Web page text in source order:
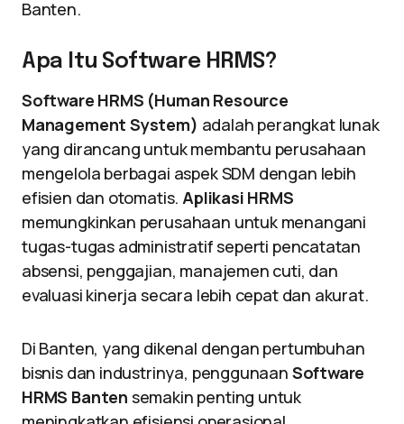
Banten.
Apa Itu Software HRMS?
Software HRMS (Human Resource
Management System) adalah perangkat lunak
yang dirancang untuk membantu perusahaan
mengelola berbagai aspek SDM dengan lebih
efisien dan otomatis.Aplikasi HRMS
memungkinkan perusahaan untuk menangani
tugas-tugas administratif seperti pencatatan
absensi, penggajian, manajemen cuti, dan
evaluasi kinerja secara lebih cepat dan akurat.
Di Banten, yang dikenal dengan pertumbuhan
bisnis dan industrinya, penggunaan Software
HRMS Banten semakin penting untuk